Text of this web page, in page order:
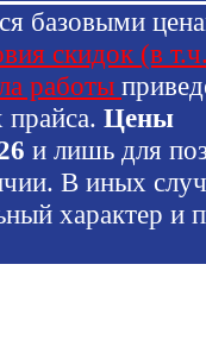
базовыми
скидок (в
работы
прайса. Цены
и лишь для
В иных
характер и